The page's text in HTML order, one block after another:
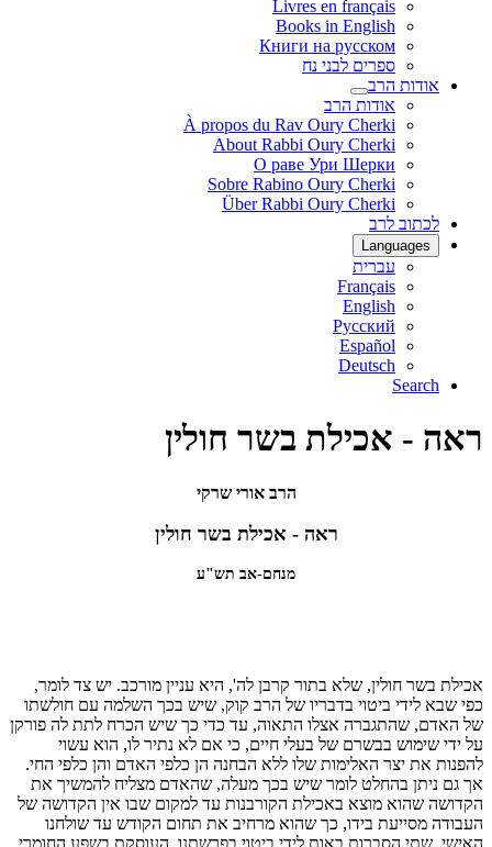
Livres en français
Books in English
Книги на русском
ספרים לבני נח
אודות הרב
אודות הרב
À propos du Rav Oury Cherki
About Rabbi Oury Cherki
О раве Ури Шерки
Sobre Rabino Oury Cherki
Über Rabbi Oury Cherki
לכתוב לרב
Languages
עברית
Français
English
Русский
Español
Deutsch
Search
ראה - אכילת בשר חולין
הרב אורי שרקי
ראה - אכילת בשר חולין
מנחם-אב תש"ע
אכילת בשר חולין, שלא בתור קרבן לה', היא עניין מורכב. יש צד לומר,
כפי שבא לידי ביטוי בדבריו של הרב קוק, שיש בכך השלמה עם חולשתו
של האדם, שהתגברה אצלו התאוה, עד כדי כך שיש הכרח לתת לה פורקן
על ידי שימוש בבשרם של בעלי חיים, כי אם לא נתיר לו, הוא עשוי
להפנות את יצר האלימות שלו ללא הבחנה הן כלפי האדם והן כלפי החי.
אך גם ניתן בהחלט לומר שיש בכך מעלה, שהאדם מצליח להמשיך את
הקדושה שהוא מוצא באכילת הקורבנות עד למקום שבו אין הקדושה של
העבודה מסייעת בידו, כך שהוא מרחיב את תחום הקודש עד שולחנו
האישי. שתי הסברות באות לידי ביטוי בפרשתנו, העוסקת בשפע החומרי